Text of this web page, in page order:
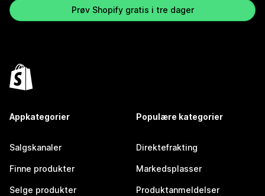
Prøv Shopify gratis i tre dager
Appkategorier
Salgskanaler
Finne produkter
Selge produkter
Populære kategorier
Direktefrakting
Markedsplasser
Produktanmeldelser